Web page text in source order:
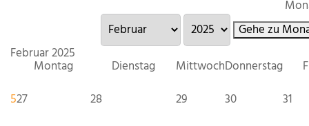
Gehe zu
Februar 2025
Montag Dienstag MittwochDonnerstag
527 28 29 30 31